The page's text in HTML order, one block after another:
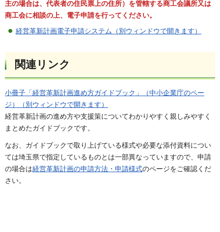
主の場合は、代表者の住民票上の住所）を管轄する商工会議所又は
商工会に相談の上、電子申請を行ってください。
経営革新計画電子申請システム（別ウィンドウで開きます）
関連リンク
小冊子「経営革新計画進め方ガイドブック」（中小企業庁のペー
ジ）（別ウィンドウで開きます）
経営革新計画の進め方や支援策についてわかりやすく親しみやすく
まとめたガイドブックです。
なお、ガイドブックで取り上げている様式や必要な添付資料につい
ては埼玉県で指定しているものとは一部異なっていますので、申請
の場合は経営革新計画の申請方法・申請様式のページをご確認くだ
さい。